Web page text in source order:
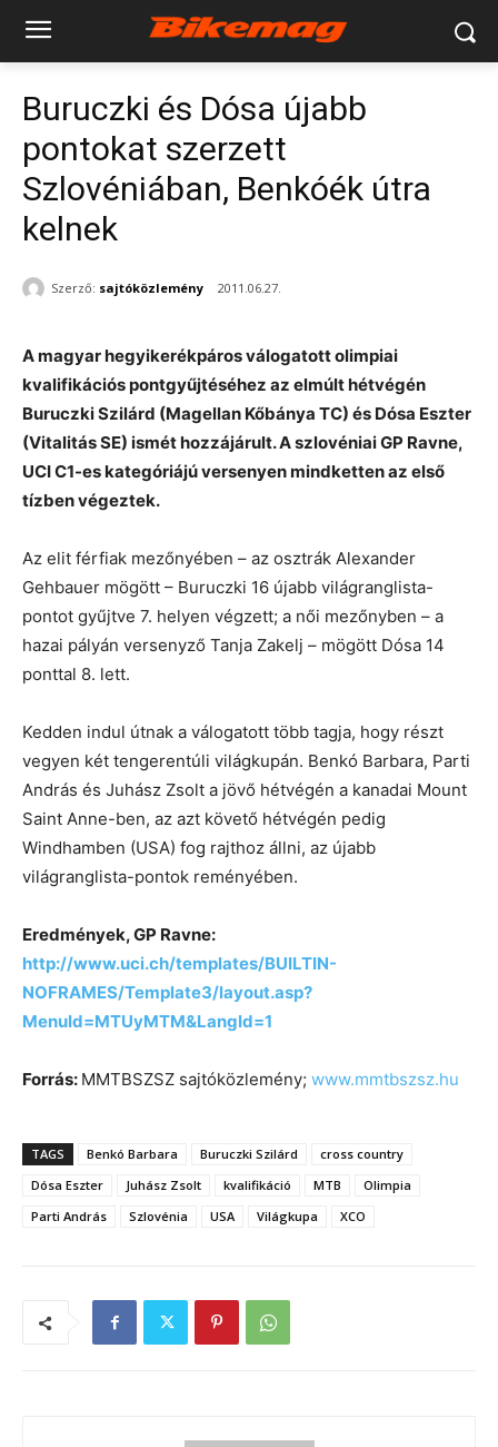
Buruczki és Dósa újabb
pontokat szerzett
Szlovéniában, Benkóék útra
kelnek
Szerző: sajtóközlemény 2011.06.27.
A magyar hegyikerékpáros válogatott olimpiai
kvalifikációs pontgyűjtéséhez az elmúlt hétvégén
Buruczki Szilárd (Magellan Kőbánya TC) és Dósa Eszter
(Vitalitás SE) ismét hozzájárult. A szlovéniai GP Ravne,
UCI C1-es kategóriájú versenyen mindketten az első
tízben végeztek.
Az elit férfiak mezőnyében – az osztrák Alexander
Gehbauer mögött – Buruczki 16 újabb világranglista-
pontot gyűjtve 7. helyen végzett; a női mezőnyben – a
hazai pályán versenyző Tanja Zakelj – mögött Dósa 14
ponttal 8. lett.
Kedden indul útnak a válogatott több tagja, hogy részt
vegyen két tengerentúli világkupán. Benkó Barbara, Parti
András és Juhász Zsolt a jövő hétvégén a kanadai Mount
Saint Anne-ben, az azt követő hétvégén pedig
Windhamben (USA) fog rajthoz állni, az újabb
világranglista-pontok reményében.
Eredmények, GP Ravne:
http://www.uci.ch/templates/BUILTIN-
NOFRAMES/Template3/layout.asp?
MenuId=MTUyMTM&LangId=1
Forrás: MMTBSZSZ sajtóközlemény; www.mmtbszsz.hu
TAGS Benkó Barbara Buruczki Szilárd
cross country
Dósa Eszter
Juhász Zsolt kvalifikáció MTB
Olimpia
Parti András
Szlovénia USA Világkupa XCO